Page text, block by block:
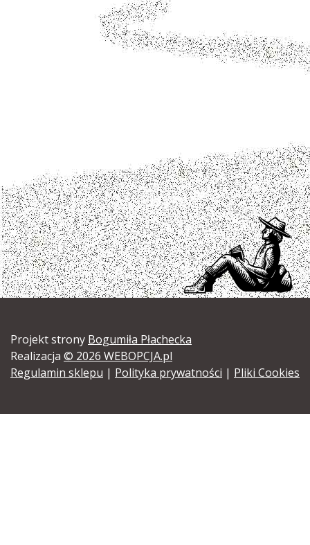
Projekt strony Bogumiła Płachecka
Realizacja © 2026 WEBOPCJA.pl
Regulamin sklepu | Polityka prywatności | Pliki Cookies